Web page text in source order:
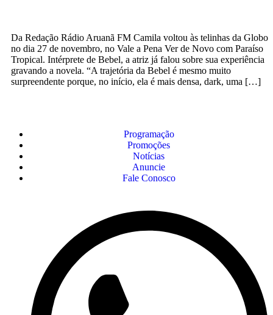
Da Redação Rádio Aruanã FM Camila voltou às telinhas da Globo
no dia 27 de novembro, no Vale a Pena Ver de Novo com Paraíso
Tropical. Intérprete de Bebel, a atriz já falou sobre sua experiência
gravando a novela. “A trajetória da Bebel é mesmo muito
surpreendente porque, no início, ela é mais densa, dark, uma […]
Programação
Promoções
Notícias
Anuncie
Fale Conosco